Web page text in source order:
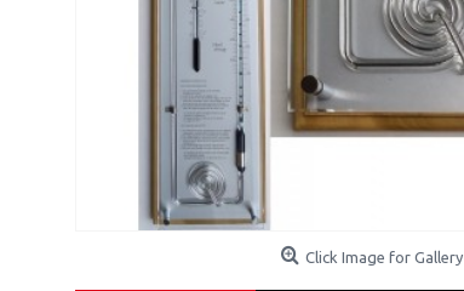
Click Image for Gallery